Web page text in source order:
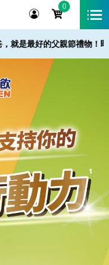
0
父親節禮物！即日起 ～
0415